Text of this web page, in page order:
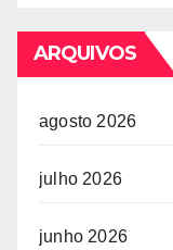
ARQUIVOS
agosto 2026
julho 2026
junho 2026